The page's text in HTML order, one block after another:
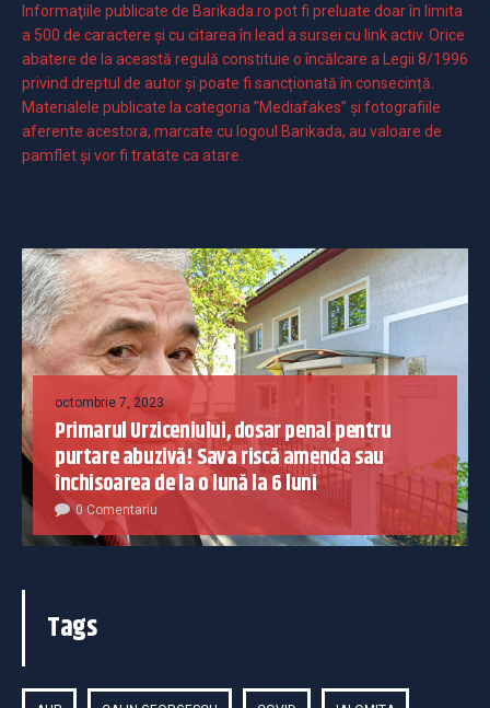
Informaţiile publicate de Barikada.ro pot fi preluate doar în limita
a 500 de caractere şi cu citarea în lead a sursei cu link activ. Orice
abatere de la această regulă constituie o încălcare a Legii 8/1996
privind dreptul de autor și poate fi sancționată în consecință.
Materialele publicate la categoria ”Mediafakes” și fotografiile
aferente acestora, marcate cu logoul Barikada, au valoare de
pamflet și vor fi tratate ca atare.
octombrie 7, 2023
Primarul Urziceniului, dosar penal pentru
purtare abuzivă! Sava riscă amenda sau
închisoarea de la o lună la 6 luni
0 Comentariu
Tags